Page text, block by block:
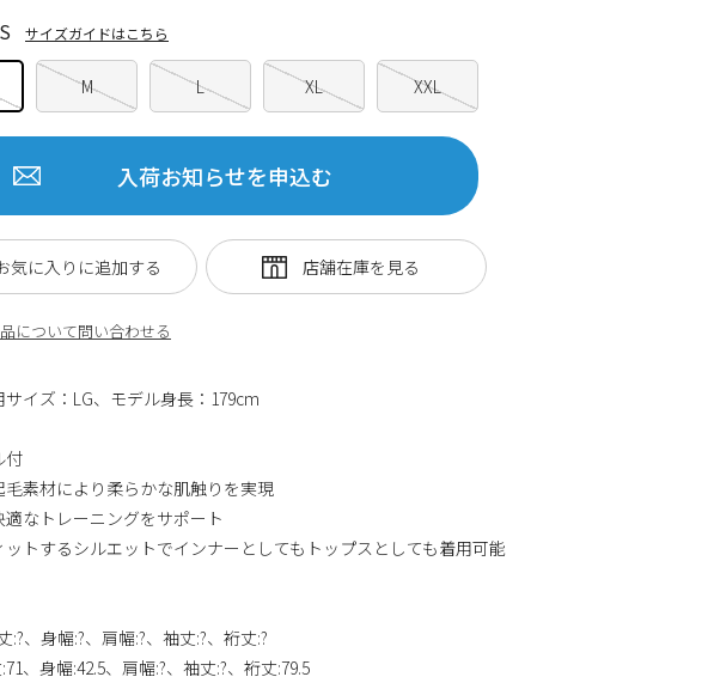
M L XL XXL
サイズガイドはこちら
入荷お知らせを申込む
について問い合わせる
気に入りに追加する
サイズ：LG、モデル身長：179cm
付
毛素材により柔らかな肌触りを実現
なトレーニングをサポート
トするシルエットでインナーとしてもトップスとしても着用可能
:?、身幅:?、肩幅:?、袖丈:?、裄丈:?
、身幅:42.5、肩幅:?、袖丈:?、裄丈:79.5